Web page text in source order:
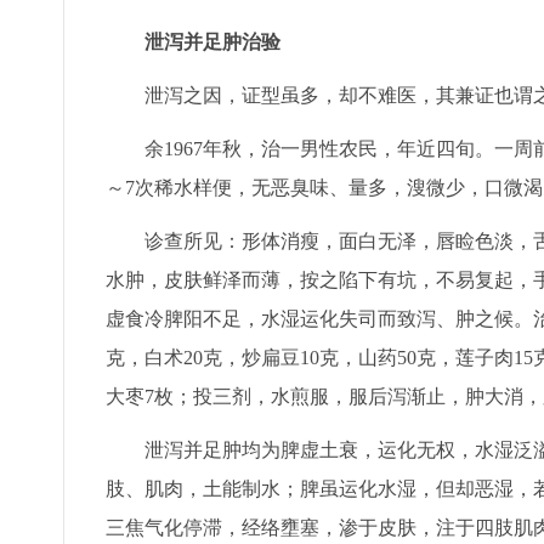
泄泻并足肿治验
泄泻之因，证型虽多，却不难医，其兼证也谓
余1967年秋，治一男性农民，年近四旬。一周
～7次稀水样便，无恶臭味、量多，溲微少，口微
诊查所见：形体消瘦，面白无泽，唇睑色淡，
水肿，皮肤鲜泽而薄，按之陷下有坑，不易复起
虚食冷脾阳不足，水湿运化失司而致泻、肿之候
克，白术20克，炒扁豆10克，山药50克，莲子肉
大枣7枚；投三剂，水煎服，服后泻渐止，肿大消
泄泻并足肿均为脾虚土衰，运化无权，水湿泛
肢、肌肉，土能制水；脾虽运化水湿，但却恶湿
三焦气化停滞，经络壅塞，渗于皮肤，注于四肢